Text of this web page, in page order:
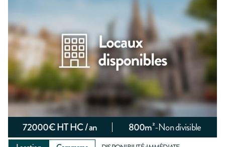
72000€ HT HC / an 800m²-Non divisible